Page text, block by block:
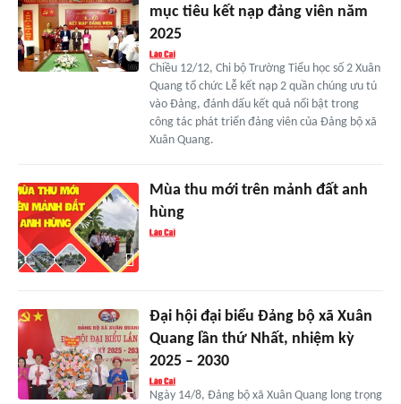
mục tiêu kết nạp đảng viên năm
2025
Chiều 12/12, Chi bộ Trường Tiểu học số 2 Xuân
Quang tổ chức Lễ kết nạp 2 quần chúng ưu tú
vào Đảng, đánh dấu kết quả nổi bật trong
công tác phát triển đảng viên của Đảng bộ xã
Xuân Quang.
Mùa thu mới trên mảnh đất anh
hùng
Đại hội đại biểu Đảng bộ xã Xuân
Quang lần thứ Nhất, nhiệm kỳ
2025 – 2030
Ngày 14/8, Đảng bộ xã Xuân Quang long trọng